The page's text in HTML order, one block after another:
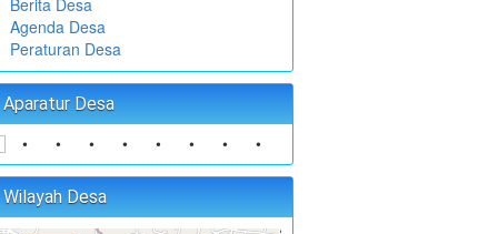
Agenda Desa
Peraturan Desa
Aparatur Desa
• • • • • • • •
Wilayah Desa